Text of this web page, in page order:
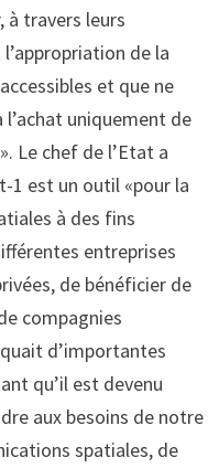
à travers leurs
de la
et que ne
uniquement de
Le chef de l’Etat a
1 est un outil «pour la
à des fins
entreprises
de bénéficier de
compagnies
d’importantes
qu’il est devenu
aux besoins de notre
spatiales, de